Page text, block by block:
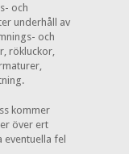
och
underhåll av
och
rökluckor,
kommer
över ert
fel